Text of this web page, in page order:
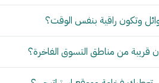
وتكون راقية بنفس الوقت؟
قريبة من مناطق التسوق الفاخرة؟